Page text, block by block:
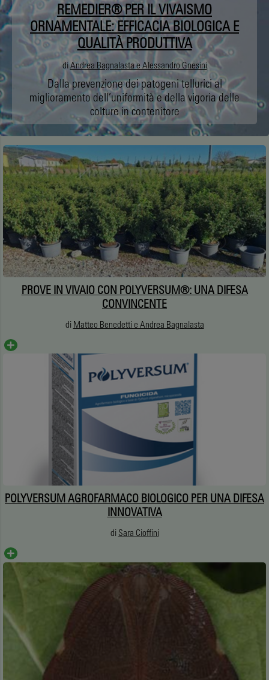
REMEDIER® PER IL VIVAISMO
ORNAMENTALE: EFFICACIA BIOLOGICA E
QUALITÀ PRODUTTIVA
diAndrea Bagnalasta e Alessandro Gnesini
Dalla prevenzione dei patogeni tellurici al
miglioramento dell’uniformità e della vigoria delle
colture in contenitore
PROVE IN VIVAIO CON POLYVERSUM®: UNA DIFESA
CONVINCENTE
di Matteo Benedetti e Andrea Bagnalasta
POLYVERSUM AGROFARMACO BIOLOGICO PER UNA DIFESA
INNOVATIVA
di Sara Cioffini